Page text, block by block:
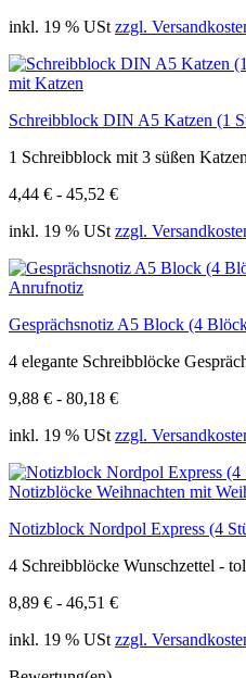
inkl. 19 % USt zzgl.
Schreibblock DIN A5 Katzen (1
1 Schreibblock mit 3 süßen Katzen
4,44 € - 45,52 €
inkl. 19 % USt zzgl.
Gesprächsnotiz A5 Block (4
4 elegante Schreibblöcke
9,88 € - 80,18 €
inkl. 19 % USt zzgl.
Notizblock Nordpol Express (4
4 Schreibblöcke Wunschzettel -
8,89 € - 46,51 €
inkl. 19 % USt zzgl.